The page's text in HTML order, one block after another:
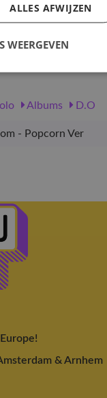
Albums D.O
- Popcorn Ver
& Arnhem
ALLES AFWIJZEN
WEERGEVEN